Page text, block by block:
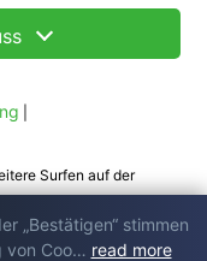
Surfen auf der
„Bestätigen“ stimmen
von Coo… read more